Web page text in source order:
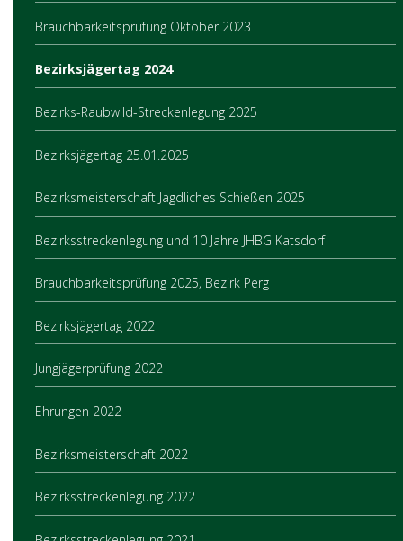
Brauchbarkeitsprüfung Oktober 2023
Bezirksjägertag 2024
Bezirks-Raubwild-Streckenlegung 2025
Bezirksjägertag 25.01.2025
Bezirksmeisterschaft Jagdliches Schießen 2025
Bezirksstreckenlegung und 10 Jahre JHBG Katsdorf
Brauchbarkeitsprüfung 2025, Bezirk Perg
Bezirksjägertag 2022
Jungjägerprüfung 2022
Ehrungen 2022
Bezirksmeisterschaft 2022
Bezirksstreckenlegung 2022